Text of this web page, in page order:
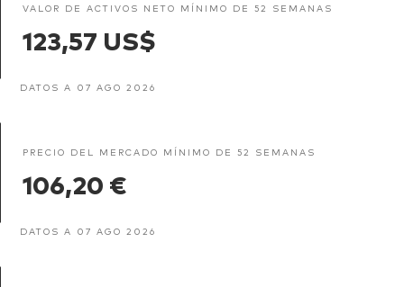
VALOR DE ACTIVOS NETO MÍNIMO DE 52 SEMANAS
123,57 US$
DATOS A 07 AGO 2026
PRECIO DEL MERCADO MÍNIMO DE 52 SEMANAS
106,20 €
DATOS A 07 AGO 2026